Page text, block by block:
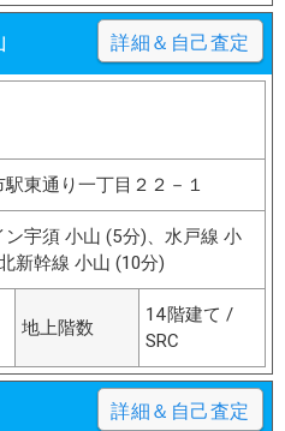
詳細＆自己査定
東通り一丁目２２－１
宇須 小山 (5分)、水戸線 小
新幹線 小山 (10分)
地上階数
14階建て /
SRC
詳細＆自己査定